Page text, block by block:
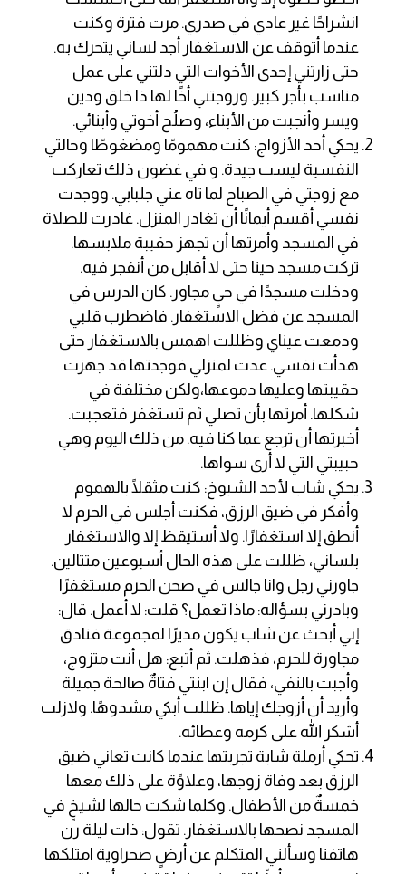
انشراحًا غير عادي في صدري. مرت فترة وكنت
عندما أتوقف عن الاستغفار أجد لساني يتحرك به.
حتى زارتني إحدى الأخوات التي دلتني على عمل
مناسب بأجر كبير. وزوجتني أخًا لها ذا خلق ودين
ويسر وأنجبت من الأبناء، وصلُح أخوتي وأبنائي.
يحكي أحد الأزواج: كنت مهمومًا ومضغوطًا وحالتي
النفسية ليست جيدة. و في غضون ذلك تعاركت
مع زوجتي في الصباح لما تاه عني جلبابي. ووجدت
نفسي أقسم أيمانًا أن تغادر المنزل. غادرت للصلاة
في المسجد وأمرتها أن تجهز حقيبة ملابسها.
تركت مسجد حينا حتى لا أقابل من أنفجر فيه.
ودخلت مسجدًا في حيٍ مجاور. كان الدرس في
المسجد عن فضل الاستغفار. فاضطرب قلبي
ودمعت عيناي وظللت اهمس بالاستغفار حتى
هدأت نفسي. عدت لمنزلي فوجدتها قد جهزت
حقيبتها وعليها دموعها،ولكن مختلفة في
شكلها. أمرتها بأن تصلي ثم تستغفر فتعجبت.
أخبرتها أن ترجع عما كنا فيه. من ذلك اليوم وهي
حبيبتي التي لا أرى سواها.
يحكي شاب لأحد الشيوخ: كنت مثقلًا بالهموم
وأفكر في ضيق الرزق، فكنت أجلس في الحرم لا
أنطق إلا استغفارًا. ولا أستيقظ إلا والاستغفار
بلساني، ظللت على هذه الحال أسبوعين متتالين.
جاورني رجل وانا جالس في صحن الحرم مستغفرًا
وبادرني بسؤاله: ماذا تعمل؟ قلت: لا أعمل. قال:
إني أبحث عن شاب يكون مديرًا لمجموعة فنادق
مجاورة للحرم، فذهلت. ثم أتبع: هل أنت متزوج،
وأجبت بالنفي، فقال إن ابنتي فتاةٌ صالحة جميلة
وأريد أن أزوجك إياها. ظللت أبكي مشدوهًا. ولازلت
أشكر الله على كرمه وعطائه.
تحكي أرملة شابة تجربتها عندما كانت تعاني ضيق
الرزق بعد وفاة زوجها، وعلاوًة على ذلك معها
خمسةٌ من الأطفال. وكلما شكت حالها لشيخٍ في
المسجد نصحها بالاستغفار. تقول: ذات ليلة رن
هاتفنا وسألني المتكلم عن أرضٍ صحراوية امتلكها